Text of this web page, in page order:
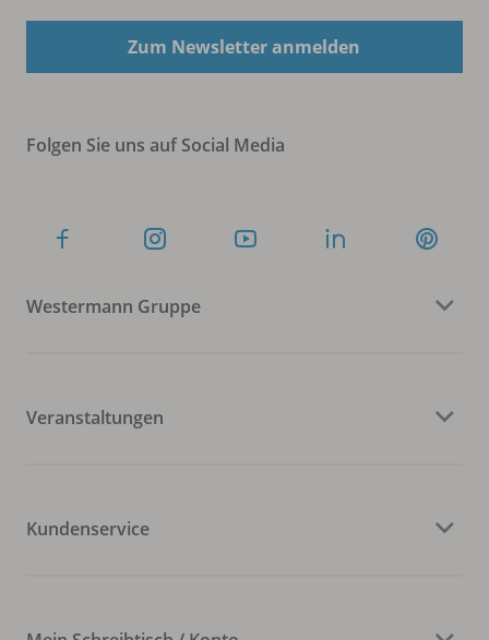
Zum Newsletter anmelden
Folgen Sie uns auf Social Media
Westermann Gruppe
Veranstaltungen
Kundenservice